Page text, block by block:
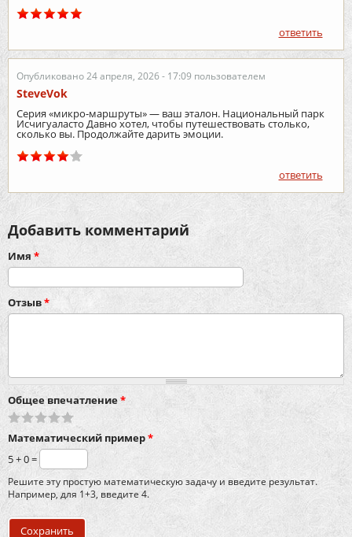
ответить
Опубликовано 24 апреля, 2026 - 17:09 пользователем
SteveVok
Серия «микро‑маршруты» — ваш эталон. Национальный парк
Исчигуаласто Давно хотел, чтобы путешествовать столько,
сколько вы. Продолжайте дарить эмоции.
ответить
Добавить комментарий
Имя *
Отзыв*
Общее впечатление*
Математический пример*
5 + 0 =
Решите эту простую математическую задачу и введите результат.
Например, для 1+3, введите 4.